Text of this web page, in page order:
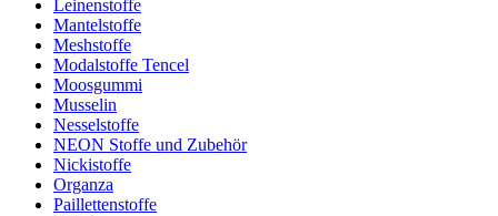
Leinenstoffe
Mantelstoffe
Meshstoffe
Modalstoffe Tencel
Moosgummi
Musselin
Nesselstoffe
NEON Stoffe und Zubehör
Nickistoffe
Organza
Paillettenstoffe